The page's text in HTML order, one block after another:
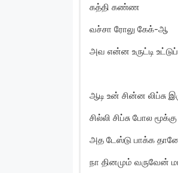
கத்தி கண்ண
வச்சா ரோலு கேக்-ஆ
அவ என்ன உருட்டி
ஆடி உன் சின்ன லிப்சு
சில்லி சிப்சு போல
அத டேஸ்டு பாக்க
நா தினமும் வருவேன்